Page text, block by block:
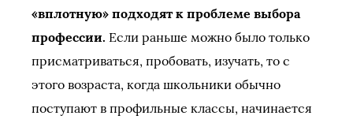
«вплотную» подходят к проблеме выбора
профессии. Если раньше можно было только
присматриваться, пробовать, изучать, то с
этого возраста, когда школьники обычно
поступают в профильные классы, начинается